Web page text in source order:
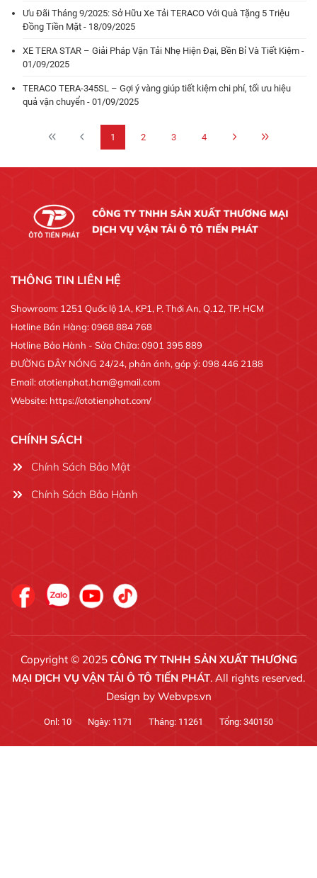
Ưu Đãi Tháng 9/2025: Sở Hữu Xe Tải TERACO Với Quà Tặng 5 Triệu
Đồng Tiền Mặt - 18/09/2025
XE TERA STAR – Giải Pháp Vận Tải Nhẹ Hiện Đại, Bền Bỉ Và Tiết Kiệm -
01/09/2025
TERACO TERA-345SL – Gợi ý vàng giúp tiết kiệm chi phí, tối ưu hiệu
quả vận chuyển - 01/09/2025
1 2 3 4
THÔNG TIN LIÊN HỆ
Showroom: 1251 Quốc lộ 1A, KP1, P. Thới An, Q.12, TP. HCM
Hotline Bán Hàng: 0968 884 768
Hotline Bảo Hành - Sửa Chữa: 0901 395 889
ĐƯỜNG DÂY NÓNG 24/24, phản ánh, góp ý: 098 446 2188
Email: ototienphat.hcm@gmail.com
Website: https://ototienphat.com/
CHÍNH SÁCH
Chính Sách Bảo Mật
Chính Sách Bảo Hành
Copyright © 2025 CÔNG TY TNHH SẢN XUẤT THƯƠNG
MẠI DỊCH VỤ VẬN TẢI Ô TÔ TIẾN PHÁT. All rights reserved.
Design by Webvps.vn
Onl: 10 Ngày: 1171 Tháng: 11261 Tổng: 340150